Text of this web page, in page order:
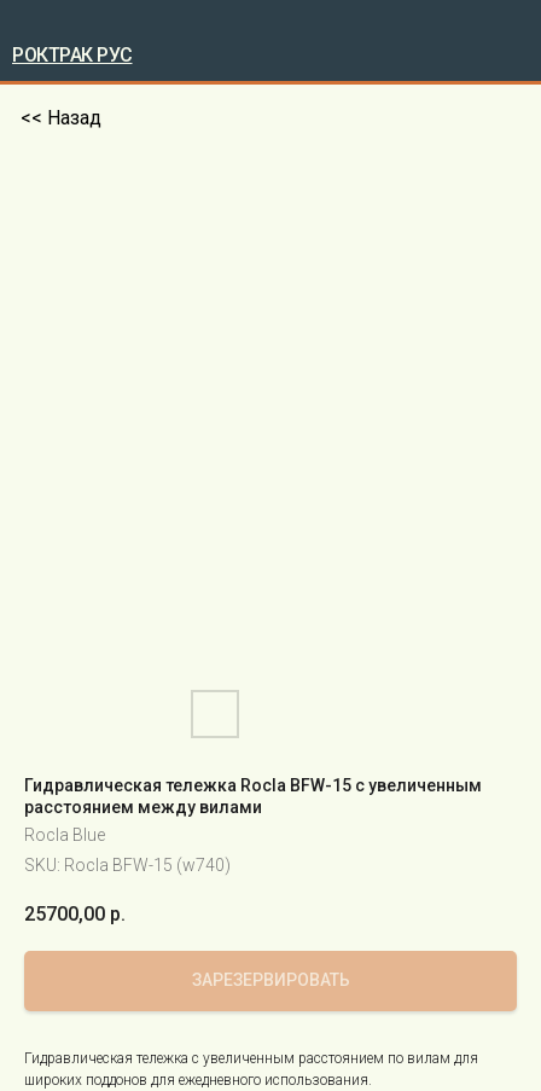
РОКТРАК РУС
<< Назад
Гидравлическая тележка Rocla BFW-15 с увеличенным
расстоянием между вилами
Rocla Blue
SKU: Rocla BFW-15 (w740)
25700,00 р.
ЗАРЕЗЕРВИРОВАТЬ
Гидравлическая тележка с увеличенным расстоянием по вилам для
широких поддонов для ежедневного использования.